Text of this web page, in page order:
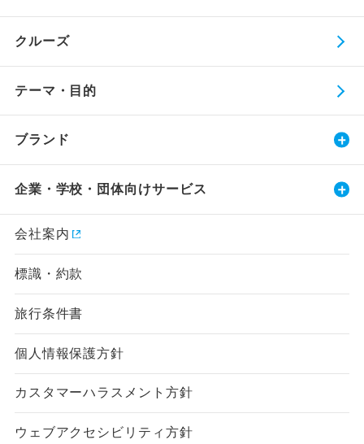
クルーズ
テーマ・目的
ブランド
企業・学校・団体向けサービス
会社案内
標識・約款
旅行条件書
個人情報保護方針
カスタマーハラスメント方針
ウェブアクセシビリティ方針